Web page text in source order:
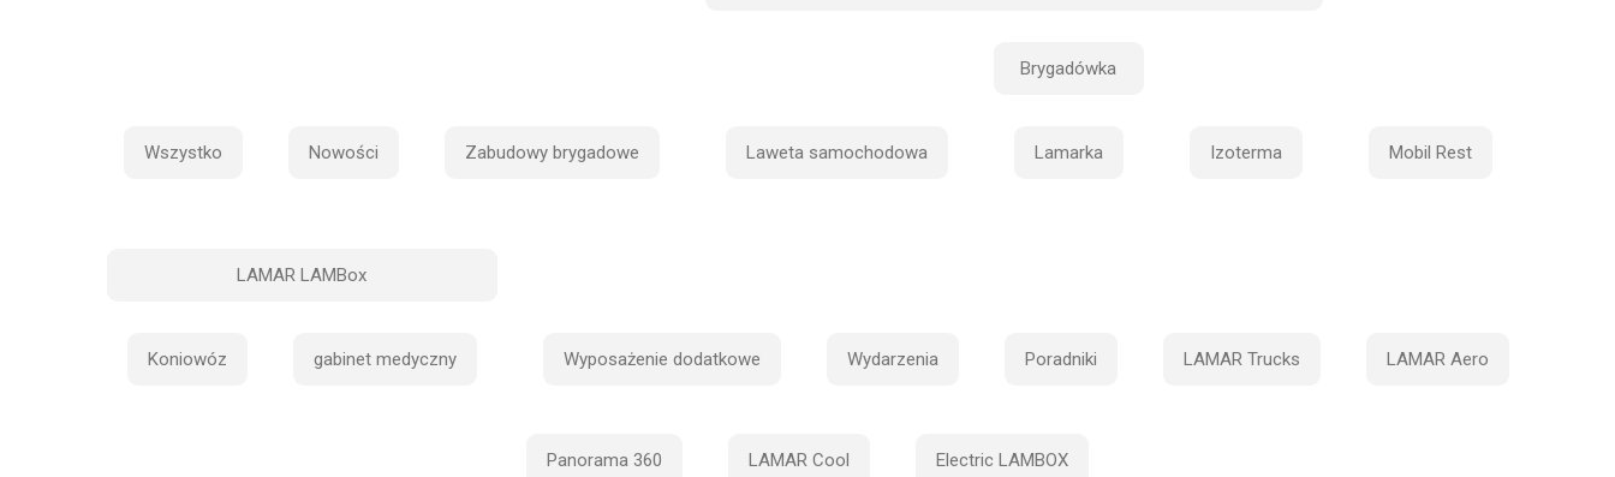
Wszystko Nowości Zabudowy brygadowe Laweta samochodowa
Brygadówka
Lamarka Izoterma Mobil Rest
LAMAR LAMBox
Koniowóz gabinet medyczny Wyposażenie dodatkowe Wydarzenia Poradniki LAMAR Trucks LAMAR Aero
Panorama 360 LAMAR Cool Electric LAMBOX